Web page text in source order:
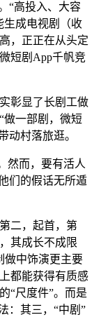
“高投入、大容
生成电视剧（收
，正正在从头定
短剧App千帆竞
彰显了长剧工做
做一部剧，微短
动村落旅逛。
然而，要有活人
们的假话无所遁
二，起首，第
其成长不成限
做中饰演更主要
都能获得有质感
“尺度件”。而是
：其三，“中剧”